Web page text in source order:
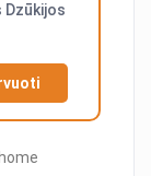
Dzūkijos